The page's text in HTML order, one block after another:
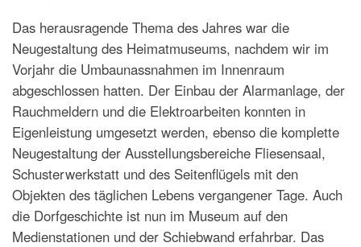
Das herausragende Thema des Jahres war die
Neugestaltung des Heimatmuseums, nachdem wir im
Vorjahr die Umbaunassnahmen im Innenraum
abgeschlossen hatten. Der Einbau der Alarmanlage, der
Rauchmeldern und die Elektroarbeiten konnten in
Eigenleistung umgesetzt werden, ebenso die komplette
Neugestaltung der Ausstellungsbereiche Fliesensaal,
Schusterwerkstatt und des Seitenflügels mit den
Objekten des täglichen Lebens vergangener Tage. Auch
die Dorfgeschichte ist nun im Museum auf den
Medienstationen und der Schiebwand erfahrbar. Das